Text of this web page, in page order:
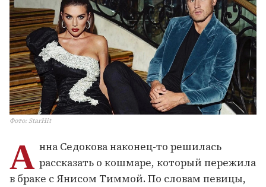
Фото:StarHit
А нна Седокова наконец-то решилась
рассказать о кошмаре, который пережила
в браке с Янисом Тиммой. По словам певицы,